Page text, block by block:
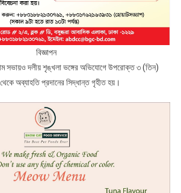
বিজ্ঞাপন
সভায়ও দলীয় শৃঙ্খলা ভঙ্গের অভিযোগে উপরোক্ত ৩ (তিন)
অব্যাহতি প্রদানের সিদ্ধান্ত গৃহীত হয়।